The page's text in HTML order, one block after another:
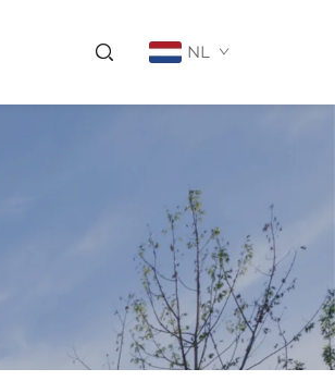
NL